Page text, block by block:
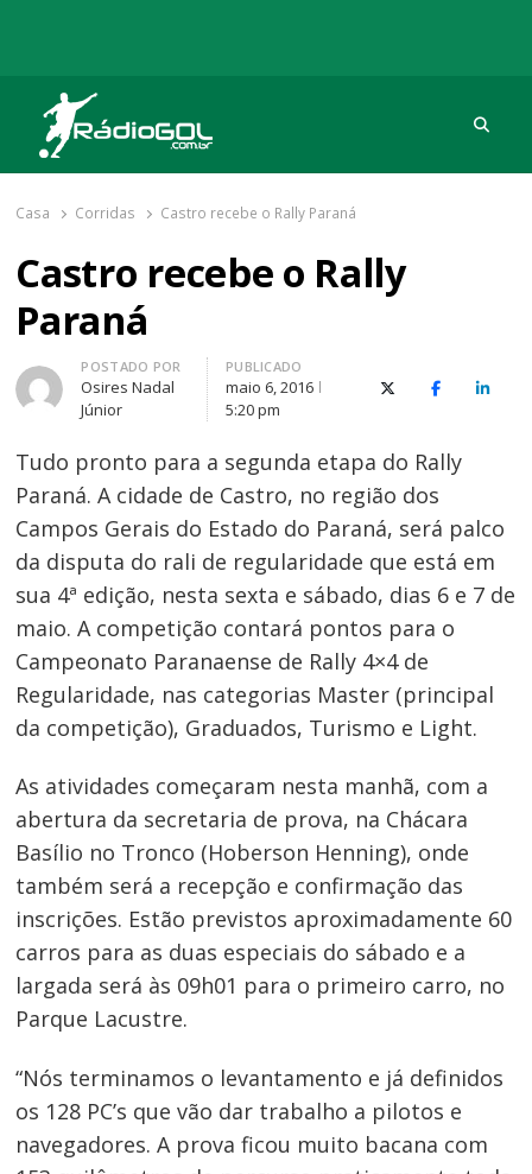
Rádio Gol
Há mais de 20 anos com as melhores coberturas
Casa Corridas Castro recebe o Rally Paraná
Castro recebe o Rally
Paraná
Autor
POSTADO POR
Osires Nadal
Júnior
PUBLICADO
maio 6, 2016
5:20 pm
X (Twitter)Facebook
O
Tudo pronto para a segunda etapa do Rally
Paraná. A cidade de Castro, no região dos
Campos Gerais do Estado do Paraná, será palco
da disputa do rali de regularidade que está em
sua 4ª edição, nesta sexta e sábado, dias 6 e 7 de
maio. A competição contará pontos para o
Campeonato Paranaense de Rally 4×4 de
Regularidade, nas categorias Master (principal
da competição), Graduados, Turismo e Light.
As atividades começaram nesta manhã, com a
abertura da secretaria de prova, na Chácara
Basílio no Tronco (Hoberson Henning), onde
também será a recepção e confirmação das
inscrições. Estão previstos aproximadamente 60
carros para as duas especiais do sábado e a
largada será às 09h01 para o primeiro carro, no
Parque Lacustre.
“Nós terminamos o levantamento e já definidos
os 128 PC’s que vão dar trabalho a pilotos e
navegadores. A prova ficou muito bacana com